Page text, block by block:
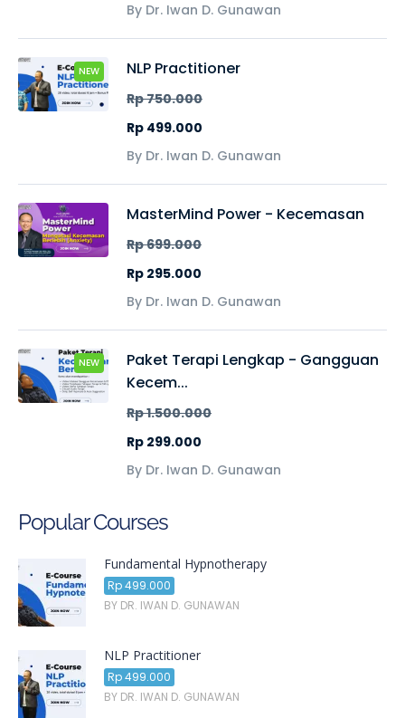
By Dr. Iwan D. Gunawan
NEW NLP Practitioner
Rp 750.000
Rp 499.000
By Dr. Iwan D. Gunawan
MasterMind Power - Kecemasan
Rp 699.000
Rp 295.000
By Dr. Iwan D. Gunawan
NEW
Paket Terapi Lengkap - Gangguan
Kecem...
Rp 1.500.000
Rp 299.000
By Dr. Iwan D. Gunawan
Popular Courses
Fundamental Hypnotherapy
Rp 499.000
BY DR. IWAN D. GUNAWAN
NLP Practitioner
Rp 499.000
BY DR. IWAN D. GUNAWAN